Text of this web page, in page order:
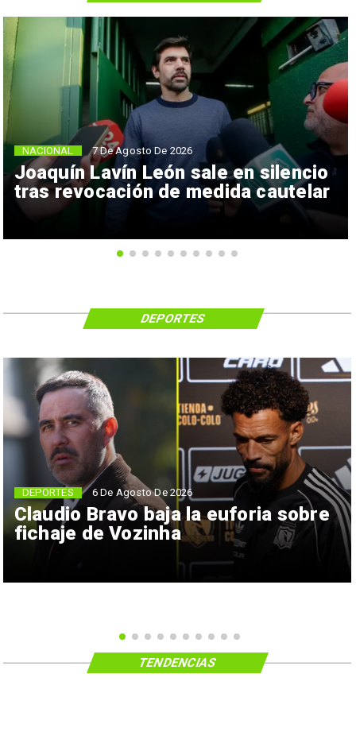
Joaquín Lavín León sale en silencio
tras revocación de medida cautelar
NACIONAL 7 De Agosto De 2026
Claudio Bravo baja la euforia sobre
fichaje de Vozinha
DEPORTES 6 De Agosto De 2026
DEPORTES
TENDENCIAS